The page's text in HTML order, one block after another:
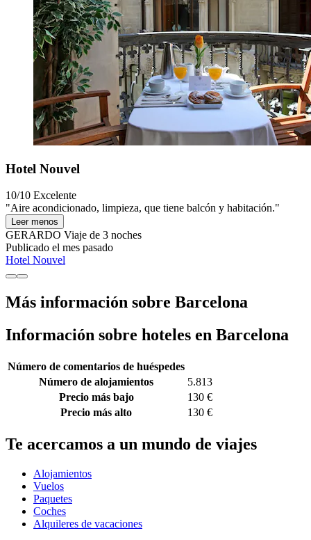
Hotel Nouvel
10/10 Excelente
"Aire acondicionado, limpieza, que tiene balcón y habitación."
Leer menos
GERARDO Viaje de 3 noches
Publicado el mes pasado
Hotel Nouvel
Más información sobre Barcelona
Información sobre hoteles en Barcelona
Número de comentarios de huéspedes
Número de alojamientos
5.813
Precio más bajo
130 €
Precio más alto
130 €
Te acercamos a un mundo de viajes
Alojamientos
Vuelos
Paquetes
Coches
Alquileres de vacaciones